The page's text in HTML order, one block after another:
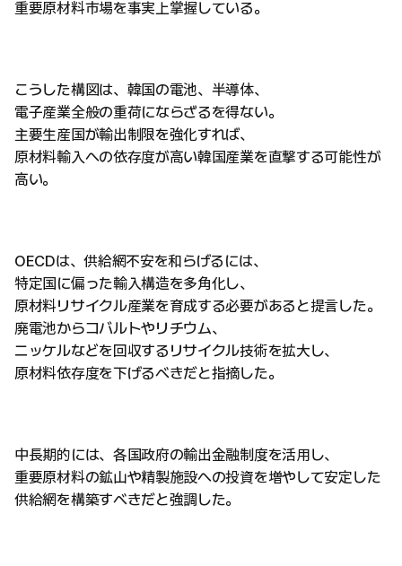
重要原材料市場を事実上掌握している。
こうした構図は、韓国の電池、半導体、
電子産業全般の重荷にならざるを得ない。
主要生産国が輸出制限を強化すれば、
原材料輸入への依存度が高い韓国産業を直撃する可能性が
高い。
OECDは、供給網不安を和らげるには、
特定国に偏った輸入構造を多角化し、
原材料リサイクル産業を育成する必要があると提言した。
廃電池からコバルトやリチウム、
ニッケルなどを回収するリサイクル技術を拡大し、
原材料依存度を下げるべきだと指摘した。
中長期的には、各国政府の輸出金融制度を活用し、
重要原材料の鉱山や精製施設への投資を増やして安定した
供給網を構築すべきだと強調した。